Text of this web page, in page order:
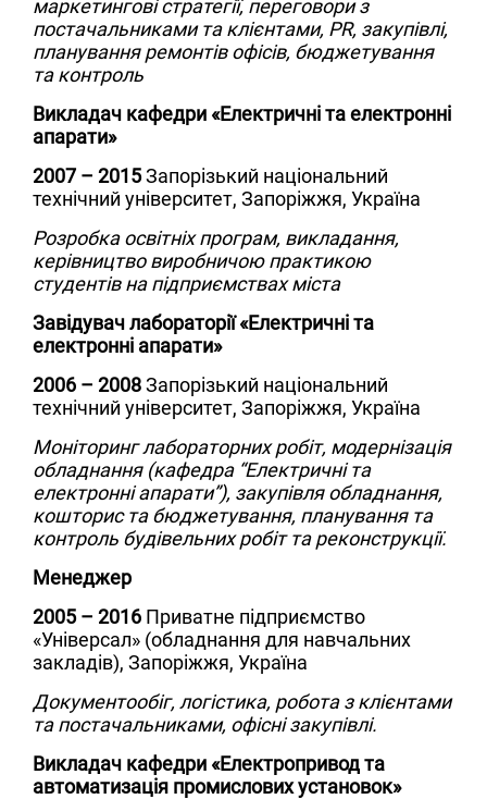
маркетингові стратегії, переговори з
постачальниками та клієнтами, PR, закупівлі,
планування ремонтів офісів, бюджетування
та контроль
Викладач кафедри «Електричні та електронні
апарати»
2007 – 2015Запорізький національний
технічний університет, Запоріжжя, Україна
Розробка освітніх програм, викладання,
керівництво виробничою практикою
студентів на підприємствах міста
Завідувач лабораторії «Електричні та
електронні апарати»
2006 – 2008Запорізький національний
технічний університет, Запоріжжя, Україна
Моніторинг лабораторних робіт, модернізація
обладнання (кафедра “Електричні та
електронні апарати”), закупівля обладнання,
кошторис та бюджетування, планування та
контроль будівельних робіт та реконструкції.
Менеджер
2005 – 2016 Приватне підприємство
«Універсал» (обладнання для навчальних
закладів), Запоріжжя, Україна
Документообіг, логістика, робота з клієнтами
та постачальниками, офісні закупівлі.
Викладач кафедри «Електропривод та
автоматизація промислових установок»